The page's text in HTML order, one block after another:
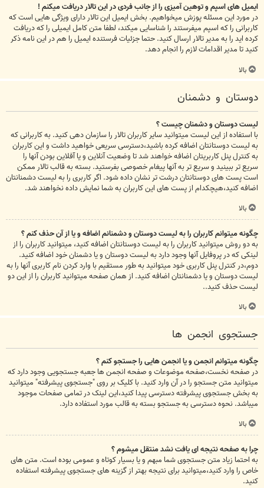
ایمیل های اسپم و توهین آمیزی را از جانب فردی در این تالار دریافت میکنم !
در مورد این مسئله پوزش میخواهیم. بخش ایمیل این تالار دارای ویژگی هایی است که
کاربرانی را که اسپم میفرستند را شناسایی میکند، لطفا متن کامل ایمیلی را که دریافت
کرده اید را به مدیر تالار ارسال کنید. حتما جزئیات فرستنده ایمیل را هم در این نامه ذکر
کنید تا مدیر اقدامات لازم را انجام دهد.
بالا
دوستان و دشمنان
لیست دوستان و دشمنان چیست ؟
با استفاده از این لیست میتوانید سایر کاربران تالار را سازمان دهی کنید. به کاربرانی که
به لیست دوستانتان اضافه کرده باشید،دسترسی سریعی خواهید داشت و این کاربران
به کنترل پنل کاربریتان اضافه خواهند شد تا وضعیت آنلاین و یا آفلاین بودن آنها را
سریع تر ببینید و سریع تر به آنها پیغام خصوصی بفرستید. بسته به قالب تالار ممکن
است پست های دوستانتان درشت تر نشان داده شود. اگر کاربری را به لیست دشمنانتان
اضافه کنید،هیچکدام از پست های این کاربران به شما نمایش داده نخواهند شد.
بالا
چگونه میتوانم کاربران را به لیست دوستان و دشمنانم اضافه و یا از آن حذف کنم ؟
به دو روش میتوانید کاربران را به لیست دوستانتان اضافه کنید، میتوانید کاربران را از
لینکی که در پروفایل آنها وجود دارد به لیست دوستان و یا دشمنان خود اضافه کنید.
دوم،در کنترل پنل کاربری خود میتوانید به طور مستقیم با وارد کردن نام کاربری آنها را به
لیست دوستان و یا دشمنانتان اضافه کنید. از همان صفحه میتوانید کاربران را از این دو
لیست حذف کنید..
بالا
جستجوی انجمن ها
چگونه میتوانم انجمن و یا انجمن هایی را جستجو کنم ؟
در صفحه نخست،صفحه موضوعات و صفحه انجمن ها جعبه جستجویی وجود دارد که
میتوانید متن جستجو را در آن وارد کنید. با کلیک بر روی "جستجوی پیشرفته" میتوانید
به بخش جستجوی پیشرفته دسترسی پیدا کنید،این لینک در تمامی صفحات موجود
میباشد. نحوه دسترسی به جستجو بسته به قالب مورد استفاده دارد.
بالا
چرا به صفحه نتیجه ای یافت نشد منتقل میشوم ؟
به احتما زیاد متن جستجوی شما مبهم و یا بسیار کوتاه و عمومی بوده است. متن های
خاص را وارد کنید،میتوانید برای نتیجه بهتر از گزینه های جستجوی پیشرفته استفاده
کنید.